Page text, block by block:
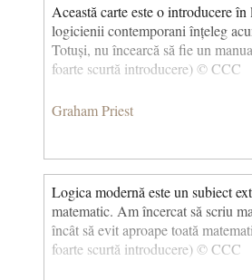
Această carte este o introducere
logicienii contemporani înțeleg
Totuși, nu încearcă să fie un
foarte scurtă introducere) © CCC
Graham Priest
Logica modernă este un subiect
matematic. Am încercat să scriu
încât să evit aproape toată
foarte scurtă introducere) © CCC